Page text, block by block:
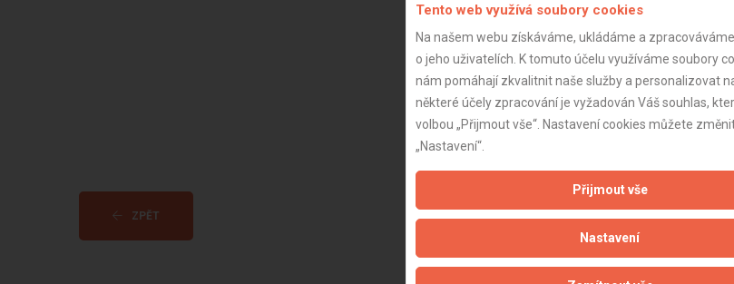
ZPĚT Aktualizováno z portálu ARES dne 01.01.2024 10:30:13
Tento web využívá soubory cookies
Na našem webu získáváme, ukládáme a
o jeho uživatelích. K tomuto účelu využíváme soubory
nám pomáhají zkvalitnit naše služby a personalizovat
některé účely zpracování je vyžadován Váš souhlas,
volbou „Přijmout vše“. Nastavení cookies můžete
„Nastavení“.
Přijmout vše
Nastavení